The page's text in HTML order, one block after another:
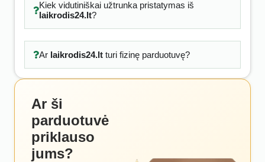
Kiek vidutiniškai užtrunka pristatymas iš
laikrodis24.lt?
Ar laikrodis24.ltturi fizinę parduotuvę?
Ar ši
parduotuvė
priklauso
jums?